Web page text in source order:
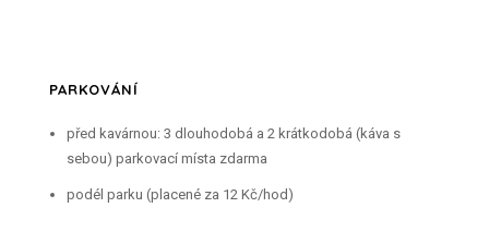
PARKOVÁNÍ
před kavárnou: 3 dlouhodobá a 2 krátkodobá (káva s
sebou) parkovací místa zdarma
podél parku (placené za 12 Kč/hod)